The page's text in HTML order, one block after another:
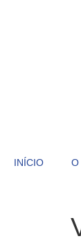
INÍCIO O